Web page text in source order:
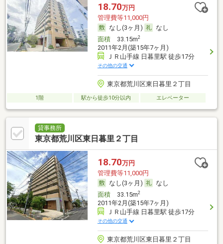
18.70万円
管理費等11,000円
なし(3ヶ月)
なし
面積33.15m2
2011年2月(築15年7ヶ月)
ＪＲ山手線 日暮里駅 徒歩17分
その他の交通
東京都荒川区東日暮里２丁目
1階 駅から徒歩10分以内 エレベーター
貸事務所
東京都荒川区東日暮里２丁目
18.70万円
管理費等11,000円
なし(3ヶ月)
なし
面積33.15m2
2011年2月(築15年7ヶ月)
ＪＲ山手線 日暮里駅 徒歩17分
その他の交通
東京都荒川区東日暮里２丁目